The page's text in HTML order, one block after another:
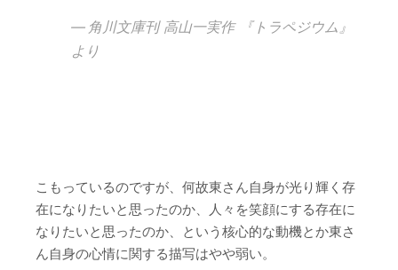
角川文庫刊 高山一実作 『トラペジウム』
より
こもっているのですが、何故東さん自身が光り輝く存
在になりたいと思ったのか、人々を笑顔にする存在に
なりたいと思ったのか、という核心的な動機とか東さ
ん自身の心情に関する描写はやや弱い。